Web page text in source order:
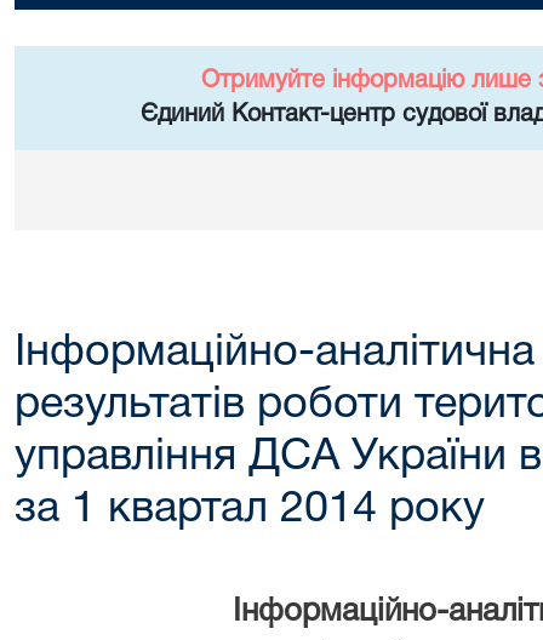
Отримуйте інформацію лише
Єдиний Контакт-центр судової
Інформаційно-
результатів роботи
управління ДСА України
за 1 квартал 2014 року
Інформаційно-